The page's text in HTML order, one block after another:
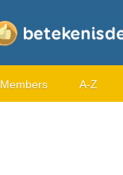
Members A-Z